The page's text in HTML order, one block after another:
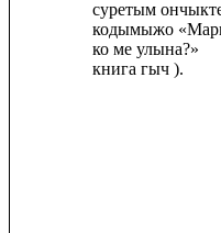
суретым
кодымыжо
ко ме улына?»
книга гыч ).